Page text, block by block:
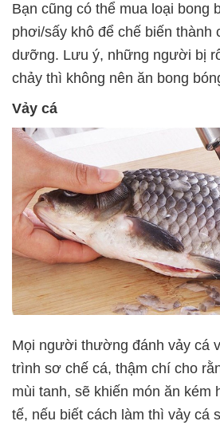
Bạn cũng có thể mua loại bong
phơi/sấy khô để chế biến thành
dưỡng. Lưu ý, những người bị
chảy thì không nên ăn bong
Vảy cá
Mọi người thường đánh vảy cá
trình sơ chế cá, thậm chí cho
mùi tanh, sẽ khiến món ăn kém
tế, nếu biết cách làm thì vảy cá